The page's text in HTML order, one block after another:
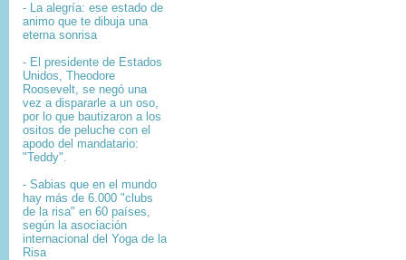
- La alegría: ese estado de
animo que te dibuja una
eterna sonrisa
- El presidente de Estados
Unidos, Theodore
Roosevelt, se negó una
vez a dispararle a un oso,
por lo que bautizaron a los
ositos de peluche con el
apodo del mandatario:
"Teddy".
- Sabias que en el mundo
hay más de 6.000 "clubs
de la risa" en 60 países,
según la asociación
internacional del Yoga de la
Risa